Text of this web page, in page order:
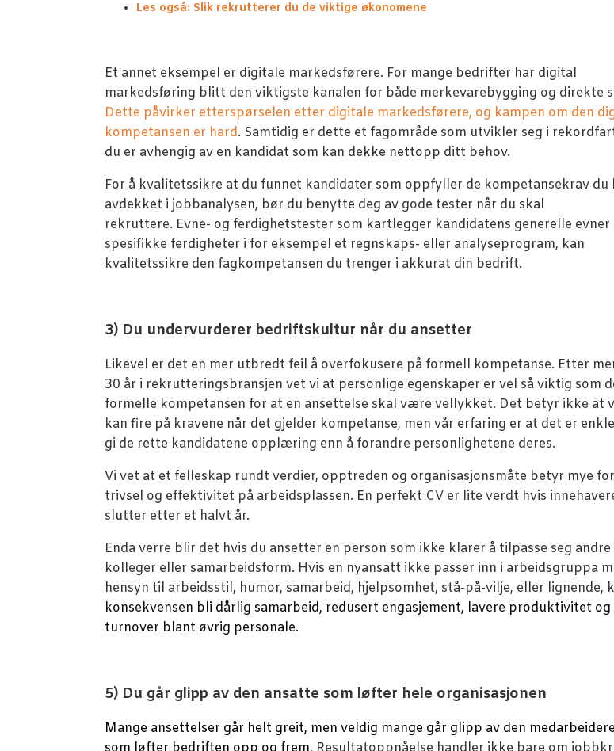
Les også: Slik rekrutterer du de viktige økonomene
Et annet eksempel er digitale markedsførere. For mange bedrifter har digital
markedsføring blitt den viktigste kanalen for både merkevarebygging og direkte
Dette påvirker etterspørselen etter digitale markedsførere, og kampen om den
kompetansen er hard. Samtidig er dette et fagområde som utvikler seg i
du er avhengig av en kandidat som kan dekke nettopp ditt behov.
For å kvalitetssikre at du funnet kandidater som oppfyller de kompetansekrav du
avdekket i jobbanalysen, bør du benytte deg av gode tester når du skal
rekruttere. Evne- og ferdighetstester som kartlegger kandidatens generelle evner
spesifikke ferdigheter i for eksempel et regnskaps- eller analyseprogram, kan
kvalitetssikre den fagkompetansen du trenger i akkurat din bedrift.
3) Du undervurderer bedriftskultur når du ansetter
Likevel er det en mer utbredt feil å overfokusere på formell kompetanse. Etter
30 år i rekrutteringsbransjen vet vi at personlige egenskaper er vel så viktig som
formelle kompetansen for at en ansettelse skal være vellykket. Det betyr ikke at
kan fire på kravene når det gjelder kompetanse, men vår erfaring er at det er
gi de rette kandidatene opplæring enn å forandre personlighetene deres.
Vi vet at et felleskap rundt verdier, opptreden og organisasjonsmåte betyr mye for
trivsel og effektivitet på arbeidsplassen. En perfekt CV er lite verdt hvis
slutter etter et halvt år.
Enda verre blir det hvis du ansetter en person som ikke klarer å tilpasse seg andre
kolleger eller samarbeidsform. Hvis en nyansatt ikke passer inn i arbeidsgruppa
hensyn til arbeidsstil, humor, samarbeid, hjelpsomhet, stå-på-vilje, eller lignende,
konsekvensen bli dårlig samarbeid, redusert engasjement, lavere produktivitet
turnover blant øvrig personale.
5) Du går glipp av den ansatte som løfter hele organisasjonen
Mange ansettelser går helt greit, men veldig mange går glipp av den